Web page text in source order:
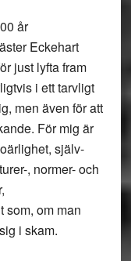
år
Eckehart
just lyfta fram
i ett tarvligt
men även för att
För mig är
själv-
, normer- och
som, om man
i skam.